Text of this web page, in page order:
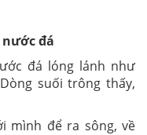
đá
đá lóng lánh như
suối trông thấy,
mình để ra sông, về